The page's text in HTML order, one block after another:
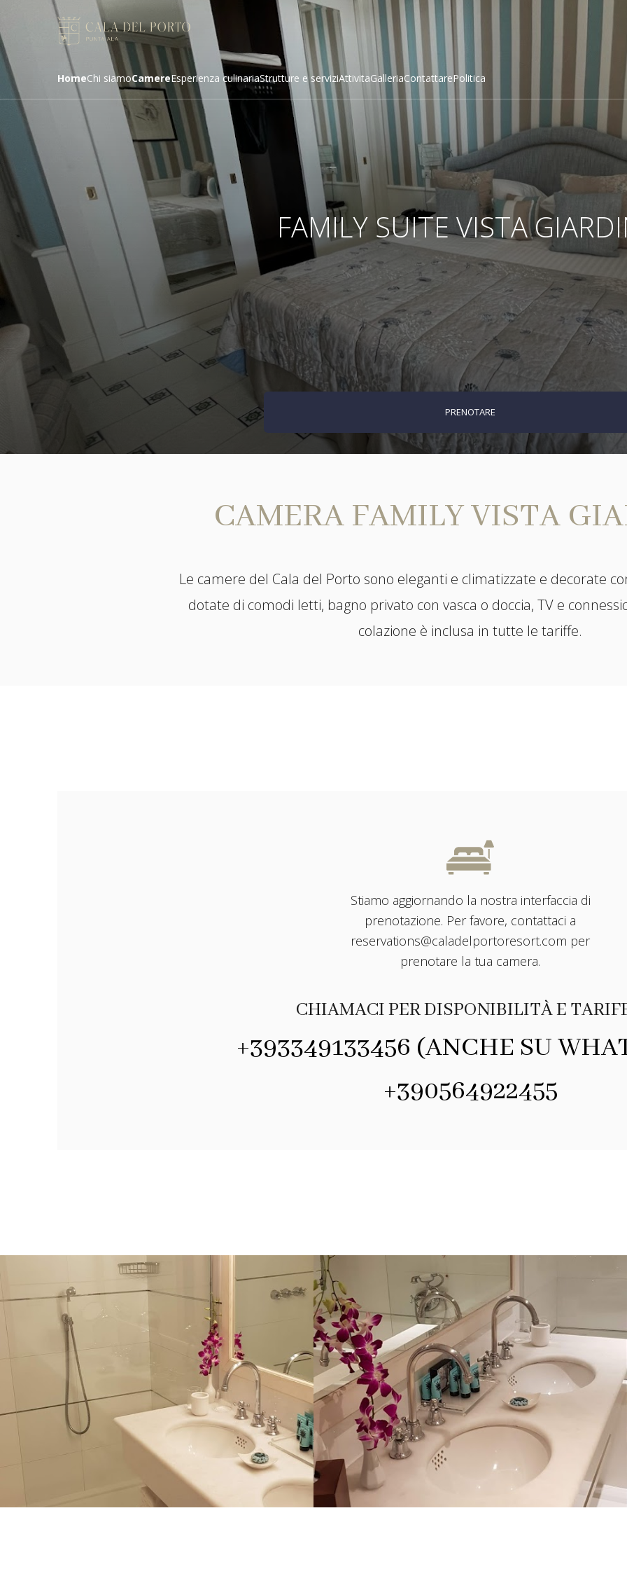
HomeChi siamoCamereEsperienza culinariaStrutture e serviziAttivitaGalleriaContattarePolitica
FAMILY SUITE VISTA
PRENOTARE
CAMERA FAMILY VISTA
Le camere del Cala del Porto sono eleganti e climatizzate e decorate
dotate di comodi letti, bagno privato con vasca o doccia, TV e
colazione è inclusa in tutte le tariffe.
Stiamo aggiornando la nostra interfaccia di
prenotazione. Per favore, contattaci a
reservations@caladelportoresort.com per
prenotare la tua camera.
CHIAMACI PER DISPONIBILITÀ E
+393349133456 (ANCHE SU
+390564922455